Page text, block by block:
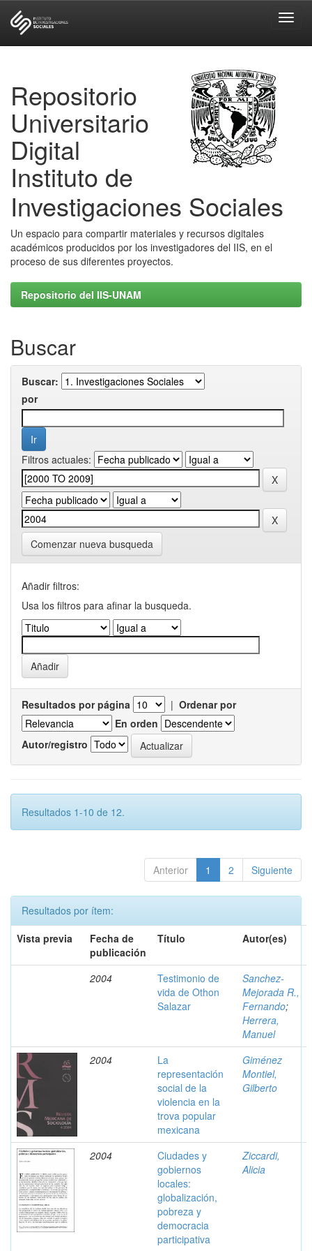
Repositorio
Universitario
Digital
Instituto de
Investigaciones Sociales
Un espacio para compartir materiales y recursos digitales
académicos producidos por los investigadores del IIS, en el
proceso de sus diferentes proyectos.
Repositorio del IIS-UNAM
Buscar
Buscar:
por
Filtros actuales:
Comenzar nueva busqueda
Añadir filtros:
Usa los filtros para afinar la busqueda.
Resultados por página | Ordenar por
En orden
Autor/registro
Resultados 1-10 de 12.
Anterior 1 2 Siguiente
Resultados por ítem:
Vista previa
Fecha de
publicación
Título Autor(es)
2004
Testimonio de
vida de Othon
Salazar
Sanchez-
Mejorada R.,
Fernando;
Herrera,
Manuel
2004
La
representación
social de la
violencia en la
trova popular
mexicana
Giménez
Montiel,
Gilberto
2004
Ciudades y
gobiernos
locales:
globalización,
pobreza y
democracia
participativa
Ziccardi,
Alicia